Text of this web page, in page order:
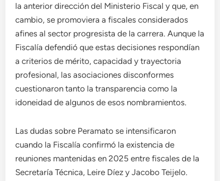
la anterior dirección del Ministerio Fiscal y que, en
cambio, se promoviera a fiscales considerados
afines al sector progresista de la carrera. Aunque la
Fiscalía defendió que estas decisiones respondían
a criterios de mérito, capacidad y trayectoria
profesional, las asociaciones disconformes
cuestionaron tanto la transparencia como la
idoneidad de algunos de esos nombramientos.
Las dudas sobre Peramato se intensificaron
cuando la Fiscalía confirmó la existencia de
reuniones mantenidas en 2025 entre fiscales de la
Secretaría Técnica, Leire Díez y Jacobo Teijelo.